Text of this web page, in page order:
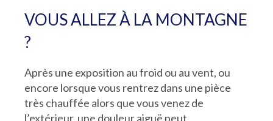
VOUS ALLEZ À LA MONTAGNE
?
Après une exposition au froid ou au vent, ou
encore lorsque vous rentrez dans une pièce
très chauffée alors que vous venez de
l’extérieur, une douleur aiguë peut